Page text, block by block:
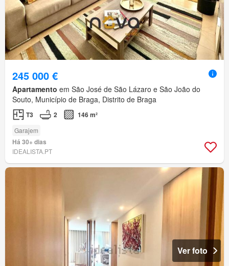
245 000 €
Apartamento em São José de São Lázaro e São João do
Souto, Município de Braga, Distrito de Braga
T3 2 146 m²
Garajem
Há 30+ dias
IDEALISTA.PT
Ver foto